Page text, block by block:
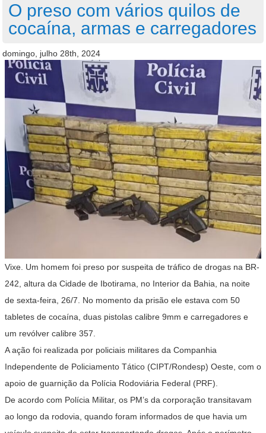
O preso com vários quilos de
cocaína, armas e carregadores
domingo, julho 28th, 2024
Vixe. Um homem foi preso por suspeita de tráfico de drogas na BR-
242, altura da Cidade de Ibotirama, no Interior da Bahia, na noite
de sexta-feira, 26/7. No momento da prisão ele estava com 50
tabletes de cocaína, duas pistolas calibre 9mm e carregadores e
um revólver calibre 357.
A ação foi realizada por policiais militares da Companhia
Independente de Policiamento Tático (CIPT/Rondesp) Oeste, com o
apoio de guarnição da Polícia Rodoviária Federal (PRF).
De acordo com Polícia Militar, os PM’s da corporação transitavam
ao longo da rodovia, quando foram informados de que havia um